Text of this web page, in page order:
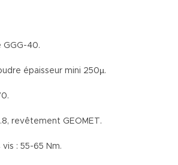
GGG-40.
épaisseur mini 250µ.
revêtement GEOMET.
: 55-65 Nm.